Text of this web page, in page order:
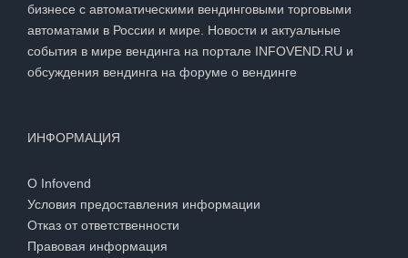
бизнесе с автоматическими вендинговыми торговыми
автоматами в России и мире. Новости и актуальные
события в мире вендинга на портале INFOVEND.RU и
обсуждения вендинга на форуме о вендинге
ИНФОРМАЦИЯ
О Infovend
Условия предоставления информации
Отказ от ответственности
Правовая информация